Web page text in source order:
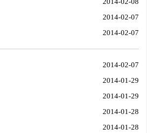
2014-02-07
2014-02-07
2014-02-07
2014-01-29
2014-01-29
2014-01-28
2014-01-28